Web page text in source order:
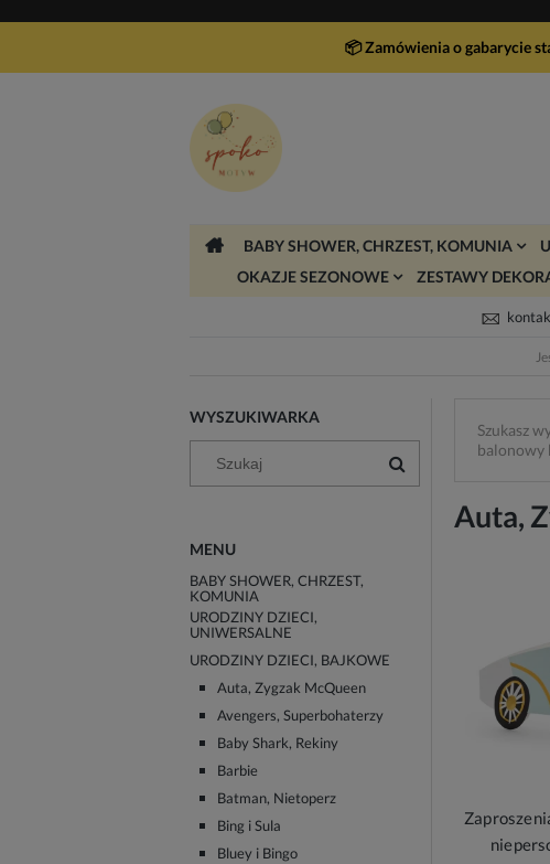
📦 Zamówienia o gabarycie
BABY SHOWER, CHRZEST, KOMUNIA
OKAZJE SEZONOWE
ZESTAWY
WYSZUKIWARKA
MENU
BABY SHOWER, CHRZEST,
KOMUNIA
URODZINY DZIECI,
UNIWERSALNE
URODZINY DZIECI, BAJKOWE
Auta, Zygzak McQueen
Avengers, Superbohaterzy
Baby Shark, Rekiny
Barbie
Batman, Nietoperz
Bing i Sula
Bluey i Bingo
Szukasz
balonowy
Auta,